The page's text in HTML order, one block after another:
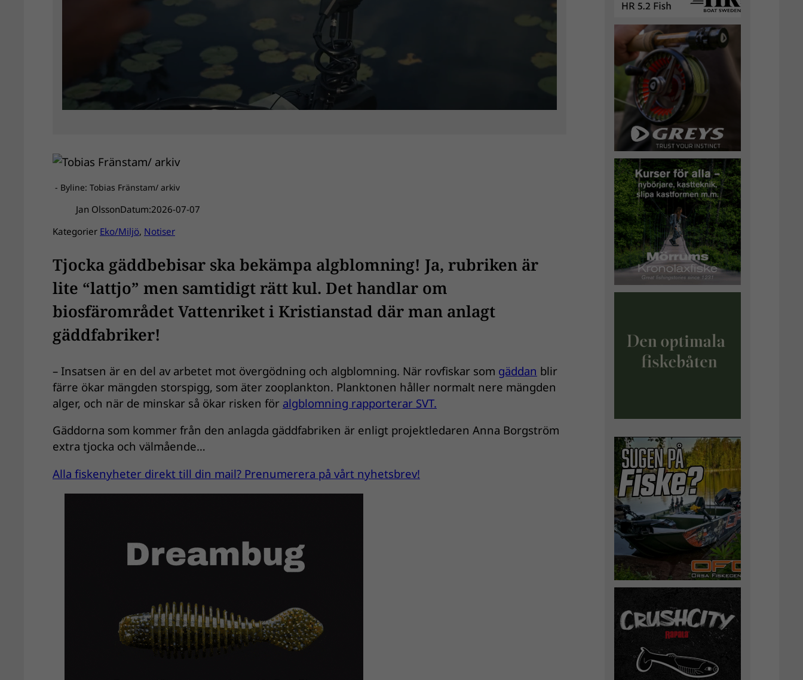
- Byline: Tobias Fränstam/ arkiv
Jan OlssonDatum:2026-07-07
Kategorier Eko/Miljö, Notiser
Tjocka gäddbebisar ska bekämpa algblomning! Ja, rubriken är
lite “lattjo” men samtidigt rätt kul. Det handlar om
biosfärområdet Vattenriket i Kristianstad där man anlagt
gäddfabriker!
– Insatsen är en del av arbetet mot övergödning och algblomning. När rovfiskar som gäddan blir
färre ökar mängden storspigg, som äter zooplankton. Planktonen håller normalt nere mängden
alger, och när de minskar så ökar risken för algblomning rapporterar SVT.
Gäddorna som kommer från den anlagda gäddfabriken är enligt projektledaren Anna Borgström
extra tjocka och välmående…
Alla fiskenyheter direkt till din mail? Prenumerera på vårt nyhetsbrev!